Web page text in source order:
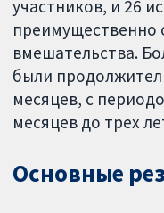
участников, и 26
преимущественно
вмешательства.
были
месяцев, с
месяцев до трех
Основные